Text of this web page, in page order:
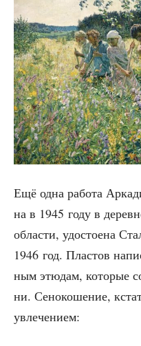
Ещё одна рабо­та
на в 1945 году в
обла­сти, удо­сто­е­на
1946 год. Пла­стов
ным этю­дам, кото­рые
ни. Сено­ко­ше­ние,
увлечением: